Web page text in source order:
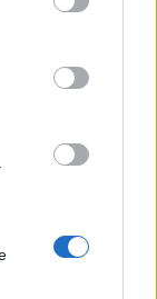
party tags to
below Google